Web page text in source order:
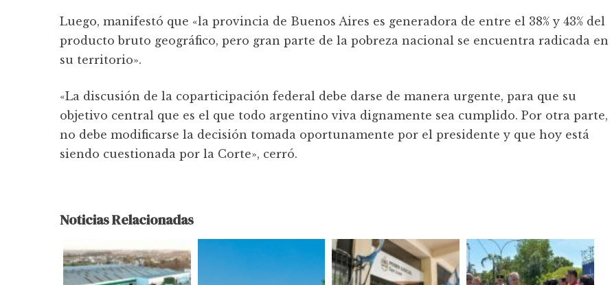
Luego, manifestó que «la provincia de Buenos Aires es generadora de entre el 38% y 43% del
producto bruto geográfico, pero gran parte de la pobreza nacional se encuentra radicada en
su territorio».
«La discusión de la coparticipación federal debe darse de manera urgente, para que su
objetivo central que es el que todo argentino viva dignamente sea cumplido. Por otra parte,
no debe modificarse la decisión tomada oportunamente por el presidente y que hoy está
siendo cuestionada por la Corte», cerró.
Noticias Relacionadas